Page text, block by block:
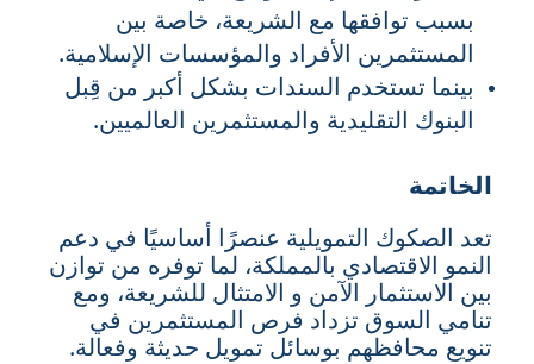
بسبب توافقها مع الشريعة، خاصة بين
المستثمرين الأفراد والمؤسسات الإسلامية.
بينما تستخدم السندات بشكل أكبر من قِبل
البنوك التقليدية والمستثمرين العالميين.
الخاتمة
تعد الصكوك التمويلية عنصرًا أساسيًا في دعم
النمو الاقتصادي بالمملكة، لما توفره من توازن
بين الاستثمار الآمن و الامتثال للشريعة، ومع
تنامي السوق تزداد فرص المستثمرين في
تنويع محافظهم بوسائل تمويل حديثة وفعالة.